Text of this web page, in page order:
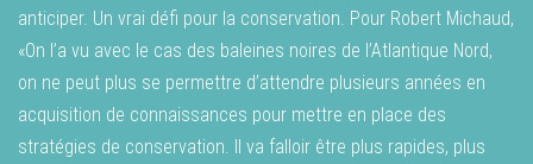
anticiper. Un vrai défi pour la conservation. Pour Robert Michaud,
«On l’a vu avec le cas des baleines noires de l’Atlantique Nord,
on ne peut plus se permettre d’attendre plusieurs années en
acquisition de connaissances pour mettre en place des
stratégies de conservation. Il va falloir être plus rapides, plus